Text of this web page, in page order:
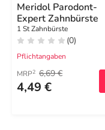
Meridol Parodont-
Expert Zahnbürste
1 St Zahnbürste
(0)
Pflichtangaben
MRP2 6,69 €
4,49 €